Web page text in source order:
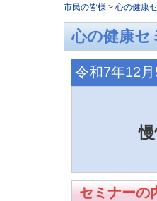
市民の皆様 > 心の健康
心の健康セ
令和7年12
セミナーの